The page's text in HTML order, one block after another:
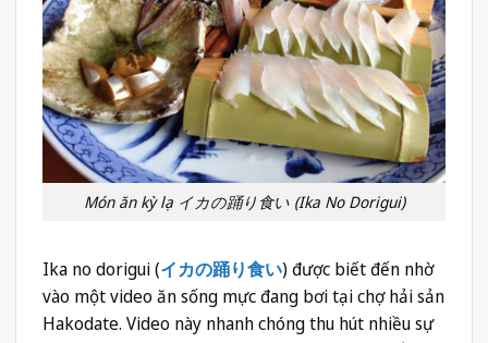
Món ăn kỳ lạ イカの踊り食い (Ika No Dorigui)
Ika no dorigui (イカの踊り食い) được biết đến nhờ
vào một video ăn sống mực đang bơi tại chợ hải sản
Hakodate. Video này nhanh chóng thu hút nhiều sự